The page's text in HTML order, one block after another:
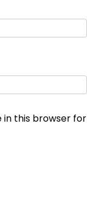
in this browser for